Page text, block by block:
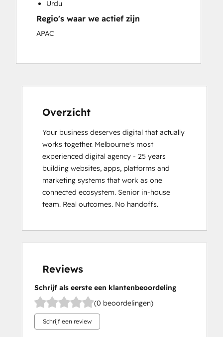
Urdu
Regio's waar we actief zijn
APAC
Overzicht
Your business deserves digital that actually
works together. Melbourne's most
experienced digital agency - 25 years
building websites, apps, platforms and
marketing systems that work as one
connected ecosystem. Senior in-house
team. Real outcomes. No handoffs.
Reviews
Schrijf als eerste een klantenbeoordeling
(0 beoordelingen)
Schrijf een review